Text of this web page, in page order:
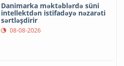
Danimarka məktəblərdə süni
intellektdən istifadəyə nəzarəti
sərtləşdirir
08-08-2026